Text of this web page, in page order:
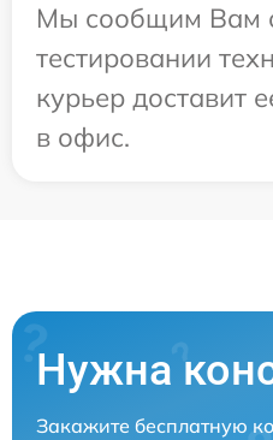
Мы сообщим Вам
тестировании
курьер доставит
в офис.
Нужна
Закажите бесплатную